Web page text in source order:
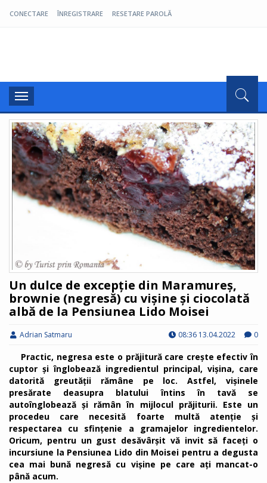
CONECTARE ÎNREGISTRARE RESETARE PAROLĂ
Toggle
navigation
Un dulce de excepție din Maramureș,
brownie (negresă) cu vișine și ciocolată
albă de la Pensiunea Lido Moisei
Adrian Satmaru 08:36 13.04.2022 0
Practic, negresa este o prăjitură care crește efectiv în
cuptor și înglobează ingredientul principal, vișina, care
datorită greutății rămâne pe loc. Astfel, vișinele
presărate deasupra blatului întins în tavă se
autoînglobează și rămân în mijlocul prăjiturii. Este un
procedeu care necesită foarte multă atenție și
respectarea cu sfințenie a gramajelor ingredientelor.
Oricum, pentru un gust desăvârșit vă invit să faceți o
incursiune la Pensiunea Lido din Moisei pentru a degusta
cea mai bună negresă cu vișine pe care ați mancat-o
până acum.